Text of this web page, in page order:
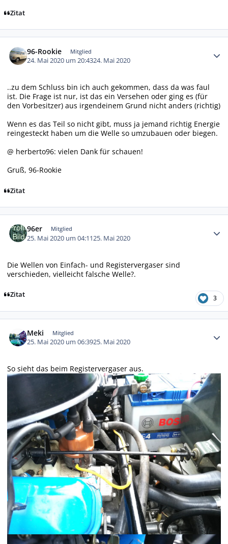
Zitat
96-Rookie Mitglied
24. Mai 2020 um 20:4324. Mai 2020
..zu dem Schluss bin ich auch gekommen, dass da was faul
ist. Die Frage ist nur, ist das ein Versehen oder ging es (für
den Vorbesitzer) aus irgendeinem Grund nicht anders (richtig)
Wenn es das Teil so nicht gibt, muss ja jemand richtig Energie
reingesteckt haben um die Welle so umzubauen oder biegen.
@ herberto96: vielen Dank für schauen!
Gruß, 96-Rookie
Zitat
96er Mitglied
25. Mai 2020 um 04:1125. Mai 2020
Die Wellen von Einfach- und Registervergaser sind
verschieden, vielleicht falsche Welle?.
Zitat 3
Meki Mitglied
25. Mai 2020 um 06:3925. Mai 2020
So sieht das beim Registervergaser aus.